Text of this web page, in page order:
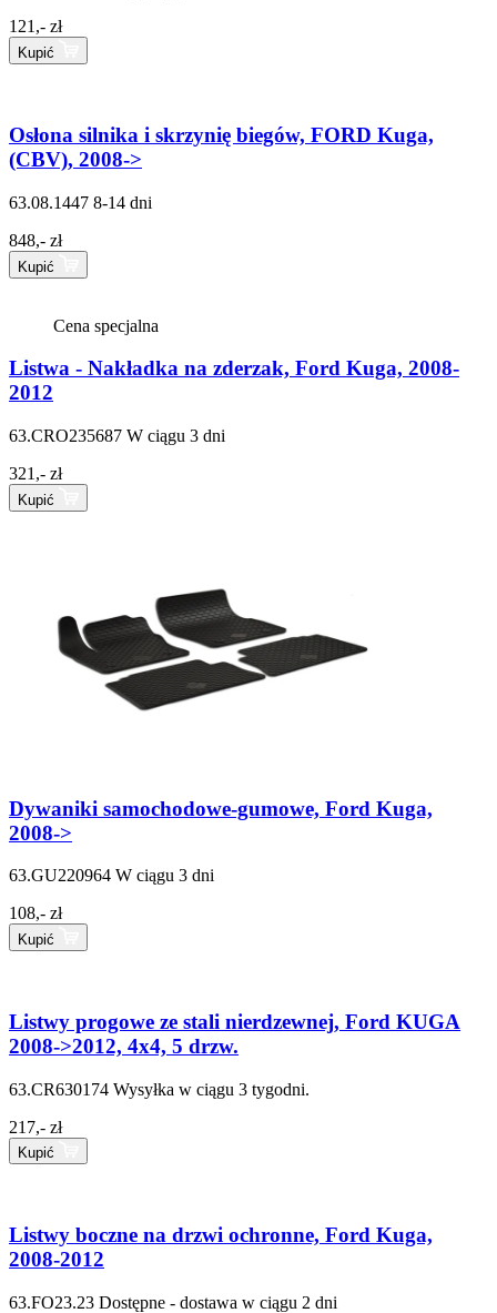
121,- zł
Kupić
Osłona silnika i skrzynię biegów, FORD Kuga,
(CBV), 2008->
63.08.1447 8-14 dni
848,- zł
Kupić
Cena specjalna
Listwa - Nakładka na zderzak, Ford Kuga, 2008-
2012
63.CRO235687 W ciągu 3 dni
321,- zł
Kupić
Dywaniki samochodowe-gumowe, Ford Kuga,
2008->
63.GU220964 W ciągu 3 dni
108,- zł
Kupić
Listwy progowe ze stali nierdzewnej, Ford KUGA
2008->2012, 4x4, 5 drzw.
63.CR630174 Wysyłka w ciągu 3 tygodni.
217,- zł
Kupić
Listwy boczne na drzwi ochronne, Ford Kuga,
2008-2012
63.FO23.23 Dostępne - dostawa w ciągu 2 dni